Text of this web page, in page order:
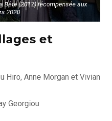
Bête (2017) récompensée aux
2020
et
Hiro, Anne Morgan et Vivian
Georgiou